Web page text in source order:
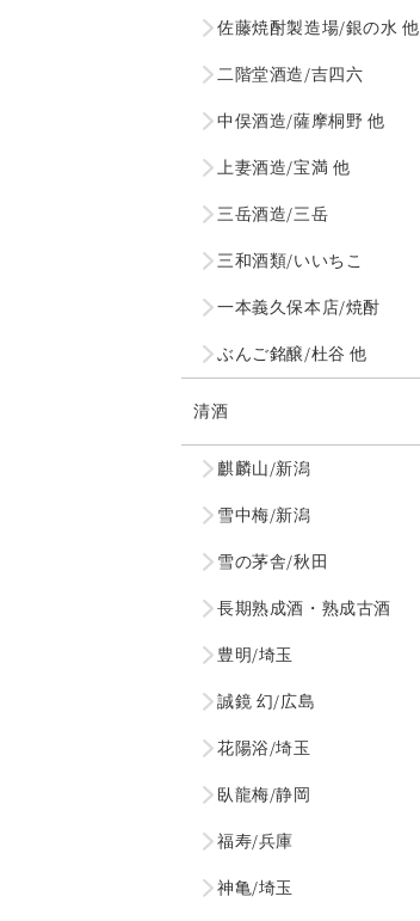
佐藤焼酎製造場/銀の水 他
二階堂酒造/吉四六
中俣酒造/薩摩桐野 他
上妻酒造/宝満 他
三岳酒造/三岳
三和酒類/いいちこ
一本義久保本店/焼酎
ぶんご銘醸/杜谷 他
清酒
麒麟山/新潟
雪中梅/新潟
雪の茅舎/秋田
長期熟成酒・熟成古酒
豊明/埼玉
誠鏡 幻/広島
花陽浴/埼玉
臥龍梅/静岡
福寿/兵庫
神亀/埼玉